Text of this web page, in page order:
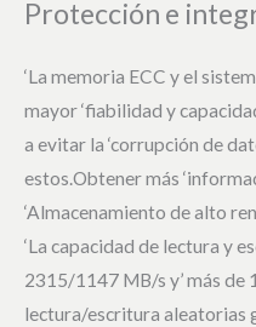
Protección e
‘La memoria ECC y el
mayor ‘fiabilidad y
a evitar la ‘corrupción de
estos.Obtener más
‘Almacenamiento de alto
‘La capacidad de lectura y
2315/1147 MB/s y’ más
lectura/escritura aleatorias